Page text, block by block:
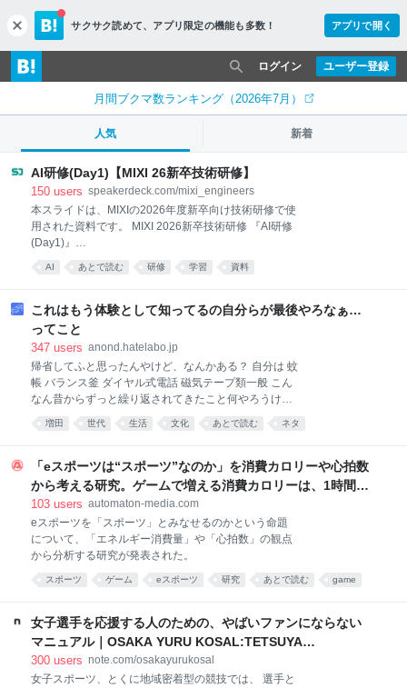
c
l
o
s
サクサク読めて、 アプリ限定の機能も多数！ アプリで開く
ユーザー登録
ログイン
月間ブクマ数ランキング（2026年7月）
人気 新着
AI研修(Day1)【MIXI 26新卒技術研修】
150 users speakerdeck.com/mixi_engineers
本スライドは、MIXIの2026年度新卒向け技術研修で使
用された資料です。 MIXI 2026新卒技術研修 『AI研修
(Day1)』
─────────────────────────────── ※
皆様へのお願い※ 資料・動画・リポジトリのご利用
AI あとで読む 研修 学習 資料
これはもう体験として知ってるの自分らが最後やろなぁ…
ってこと
347 users anond.hatelabo.jp
帰省してふと思ったんやけど、なんかある？ 自分は 蚊
帳 バランス釜 ダイヤル式電話 磁気テープ類一般 こん
なん昔からずっと繰り返されてきたこと何やろうけど
増田 世代 生活 文化 あとで読む ネタ
「eスポーツは“スポーツ”なのか」を消費カロリーや心拍数
から考える研究。ゲームで増える消費カロリーは、1時間で
大体ちくわ1本分 - AUTOMATON
103 users automaton-media.com
eスポーツを「スポーツ」とみなせるのかという命題
について、「エネルギー消費量」や「心拍数」の観点
から分析する研究が発表された。
スポーツ ゲーム eスポーツ 研究 あとで読む game
女子選手を応援する人のための、やばいファンにならない
マニュアル｜OSAKA YURU KOSAL:TETSUYA
KITAMOTO
300 users note.com/osakayurukosal
女子スポーツ、とくに地域密着型の競技では、 選手と